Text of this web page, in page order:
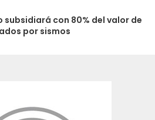
subsidiará con 80% del valor de
por sismos